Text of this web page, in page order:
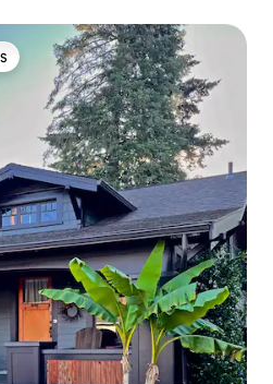
dos hóspedes